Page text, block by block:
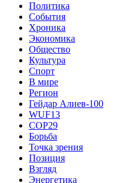
Политика
События
Хроника
Экономика
Общество
Культура
Спорт
В мире
Регион
Гейдар Алиев-100
WUF13
COP29
Борьба
Точка зрения
Позиция
Взгляд
Энергетика